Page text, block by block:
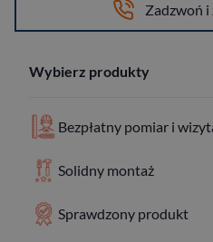
Zadzwoń i
Wybierz produkty
Bezpłatny pomiar i
Solidny montaż
Sprawdzony produkt